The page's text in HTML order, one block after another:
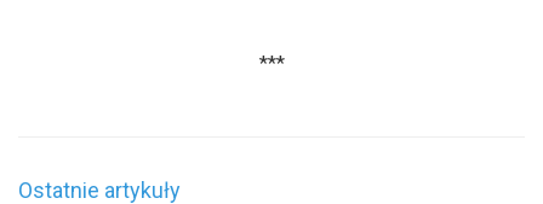
***
Ostatnie artykuły